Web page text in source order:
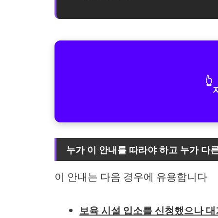
👆
누가 이 안내를 따라야 하고 누가 다
이 안내는 다음 경우에 유용합니다
보육 시설 입소를 신청했으나